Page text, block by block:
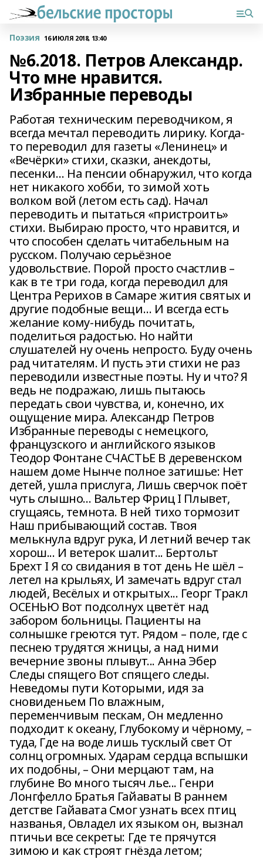
Поэзия 16 ИЮЛЯ 2018, 13:40
№6.2018. Петров Александр.
Что мне нравится.
Избранные переводы
Работая техническим переводчиком, я
всегда мечтал переводить лирику. Когда-
то переводил для газеты «Ленинец» и
«Вечёрки» стихи, сказки, анекдоты,
песенки… На пенсии обнаружил, что когда
нет никакого хобби, то зимой хоть
волком вой (летом есть сад). Начал
переводить и пытаться «пристроить»
стихи. Выбираю просто, что нравится, и
что способен сделать читабельным на
русском. Получаю серьёзное
удовольствие. Порой просто счастлив –
как в те три года, когда переводил для
Центра Рерихов в Самаре жития святых и
другие подобные вещи… И всегда есть
желание кому-нибудь почитать,
поделиться радостью. Но найти
слушателей ну очень непросто. Буду очень
рад читателям. И пусть эти стихи не раз
переводили известные поэты. Ну и что? Я
ведь не подражаю, лишь пытаюсь
передать свои чувства, и, конечно, их
ощущение мира. Александр Петров
Избранные переводы с немецкого,
французского и английского языков
Теодор Фонтане СЧАСТЬЕ В деревенском
нашем доме Нынче полное затишье: Нет
детей, ушла прислуга, Лишь сверчок поёт
чуть слышно... Вальтер Фриц I Плывет,
сгущаясь, темнота. В ней тихо тормозит
Наш прибывающий состав. Твоя
мелькнула вдруг рука, И летний вечер так
хорош... И ветерок шалит... Бертольт
Брехт I Я со свидания в тот день Не шёл –
летел на крыльях, И замечать вдруг стал
людей, Весёлых и открытых... Георг Тракл
ОСЕНЬЮ Вот подсолнух цветёт над
забором больницы. Пациенты на
солнышке греются тут. Рядом – поле, где с
песнею трудятся жницы, а над ними
вечерние звоны плывут... Анна Эбер
Следы спящего Вот спящего следы.
Неведомы пути Которыми, идя за
сновиденьем По влажным,
переменчивым пескам, Он медленно
подходит к океану, Глубокому и чёрному, –
туда, Где на воде лишь тусклый свет От
солнц огромных. Ударам сердца вспышки
их подобны, – Они мерцают там, на
глубине Во много тысяч лье... Генри
Лонгфелло Братья Гайаваты В раннем
детстве Гайавата Смог узнать всех птиц
названья, Овладел их языком он, вызнал
птичьи все секреты: Где те прячутся
зимою и как строят гнёзда летом;